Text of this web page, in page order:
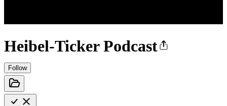
Heibel-Ticker Podcast
Follow